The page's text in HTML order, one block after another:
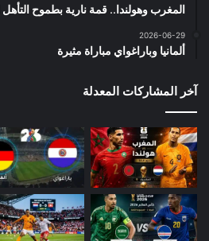
المغرب وهولندا.. قمة نارية بطموح التأهل
2026-06-29
ألمانيا وباراغواي مباراة مثيرة
آخر المشاركات المعدلة